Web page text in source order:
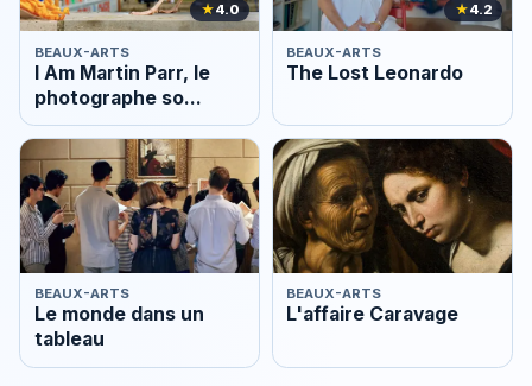
★4.0
BEAUX-ARTS
I Am Martin Parr, le
photographe so
British
★4.2
BEAUX-ARTS
The Lost Leonardo
BEAUX-ARTS
Le monde dans un
tableau
BEAUX-ARTS
L'affaire Caravage